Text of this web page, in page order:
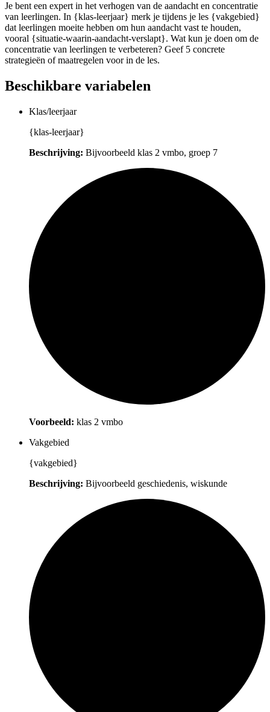
Je bent een expert in het verhogen van de aandacht en concentratie
van leerlingen. In {klas-leerjaar} merk je tijdens je les {vakgebied}
dat leerlingen moeite hebben om hun aandacht vast te houden,
vooral {situatie-waarin-aandacht-verslapt}. Wat kun je doen om de
concentratie van leerlingen te verbeteren? Geef 5 concrete
strategieën of maatregelen voor in de les.
Beschikbare variabelen
Klas/leerjaar
{klas-leerjaar}
Beschrijving: Bijvoorbeeld klas 2 vmbo, groep 7
Voorbeeld: klas 2 vmbo
Vakgebied
{vakgebied}
Beschrijving: Bijvoorbeeld geschiedenis, wiskunde